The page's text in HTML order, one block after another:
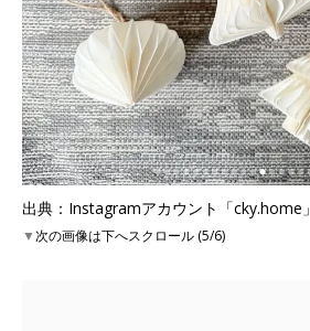
出典：Instagramアカウント「cky.home」
▼次の画像は下へスクロール (5/6)